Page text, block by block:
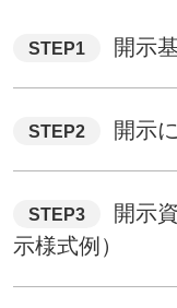
ります。
場合でも基準
ついても開示
STEP1 開示
軽微基準はあり
STEP2 開示
〔開示に関する注
① 開示を行う際
に関する実務要
STEP3
開示
示様式例）